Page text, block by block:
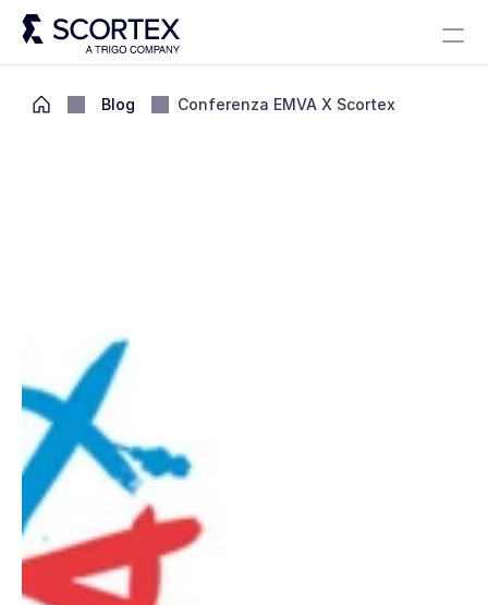
Soluzioni A propositoCarriereBlogScortex 10 ans
Blog Conferenza EMVA X Scortex